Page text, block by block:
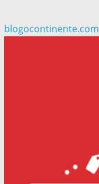
blogocontinente.com